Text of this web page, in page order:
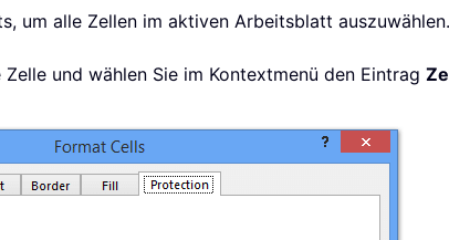
um alle Zellen im aktiven Arbeitsblatt auszuwählen.
und wählen Sie im Kontextmenü den Eintrag